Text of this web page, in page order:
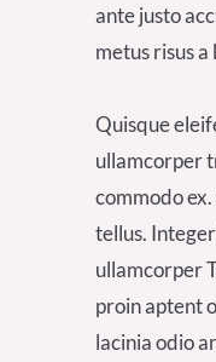
ante justo
metus risus a
Quisque
ullamcorper
commodo
tellus.
ullamcorper
proin aptent
lacinia odio